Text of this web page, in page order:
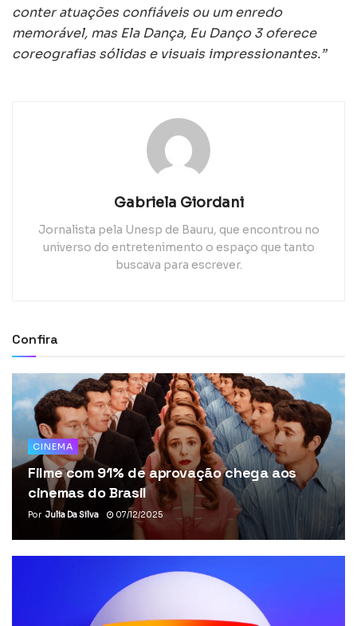
conter atuações confiáveis ou um enredo
memorável, mas Ela Dança, Eu Danço 3 oferece
coreografias sólidas e visuais impressionantes.”
Gabriela Giordani
Jornalista pela Unesp de Bauru, que encontrou no
universo do entretenimento o espaço que tanto
buscava para escrever.
Confira
CINEMA
Filme com 91% de aprovação chega aos
cinemas do Brasil
Por Julia Da Silva 07/12/2025